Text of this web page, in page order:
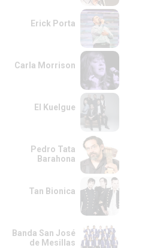
Erick Porta
Carla Morrison
El Kuelgue
Pedro Tata
Barahona
Tan Bionica
Banda San José
de Mesillas